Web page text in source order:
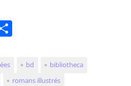
P
ta
g
bd
bibliotheca
romans illustrés